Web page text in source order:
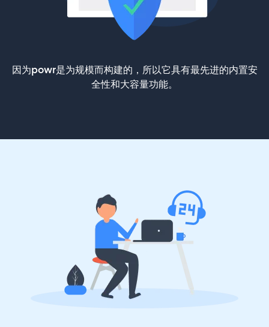
因为powr是为规模而构建的，所以它具有最先进的内置安
全性和大容量功能。